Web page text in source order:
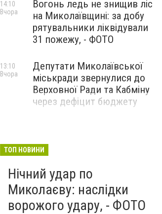
Вогонь ледь не знищив ліс
на Миколаївщині: за добу
рятувальники ліквідували
31 пожежу, - ФОТО
14:10
Вчора
Депутати Миколаївської
міськради звернулися до
Верховної Ради та Кабміну
через дефіцит бюджету
13:10
Вчора
ТОП НОВИНИ
Нічний удар по
Миколаєву: наслідки
ворожого удару, - ФОТО